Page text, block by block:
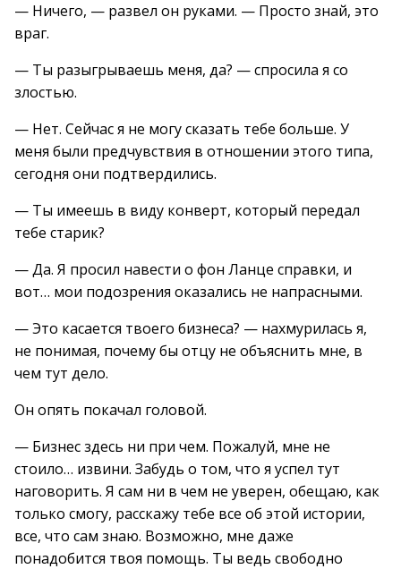
— Ничего, — развел он руками. — Просто знай, это
враг.
— Ты разыгрываешь меня, да? — спросила я со
злостью.
— Нет. Сейчас я не могу сказать тебе больше. У
меня были предчувствия в отношении этого типа,
сегодня они подтвердились.
— Ты имеешь в виду конверт, который передал
тебе старик?
— Да. Я просил навести о фон Ланце справки, и
вот… мои подозрения оказались не напрасными.
— Это касается твоего бизнеса? — нахмурилась я,
не понимая, почему бы отцу не объяснить мне, в
чем тут дело.
Он опять покачал головой.
— Бизнес здесь ни при чем. Пожалуй, мне не
стоило… извини. Забудь о том, что я успел тут
наговорить. Я сам ни в чем не уверен, обещаю, как
только смогу, расскажу тебе все об этой истории,
все, что сам знаю. Возможно, мне даже
понадобится твоя помощь. Ты ведь свободно